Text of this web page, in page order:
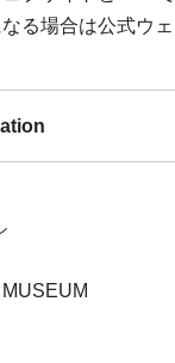
る場合は公式ウ